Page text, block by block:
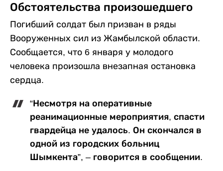
Обстоятельства произошедшего
Погибший солдат был призван в ряды
Вооруженных сил из Жамбылской области.
Сообщается, что 6 января у молодого
человека произошла внезапная остановка
сердца.
“Несмотря на оперативные
реанимационные мероприятия, спасти
гвардейца не удалось. Он скончался в
одной из городских больниц
Шымкента”, – говорится в сообщении.